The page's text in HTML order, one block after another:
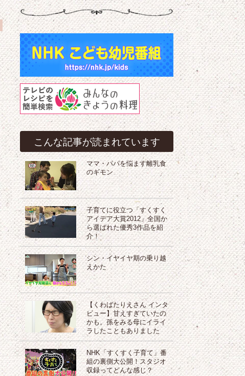
こんな記事が読まれています
ママ・パパを悩ます離乳食
のギモン
子育てに役立つ「すくすく
アイデア大賞2012」全国か
ら選ばれた優秀3作品を紹
介！
シン・イヤイヤ期の乗り越
えかた
【くわばたりえさん インタ
ビュー】甘えすぎていたの
かも。孫をみる母にイライ
ラしたこともありました
NHK「すくすく子育て」番
組の裏側大公開！スタジオ
収録ってどんな感じ？